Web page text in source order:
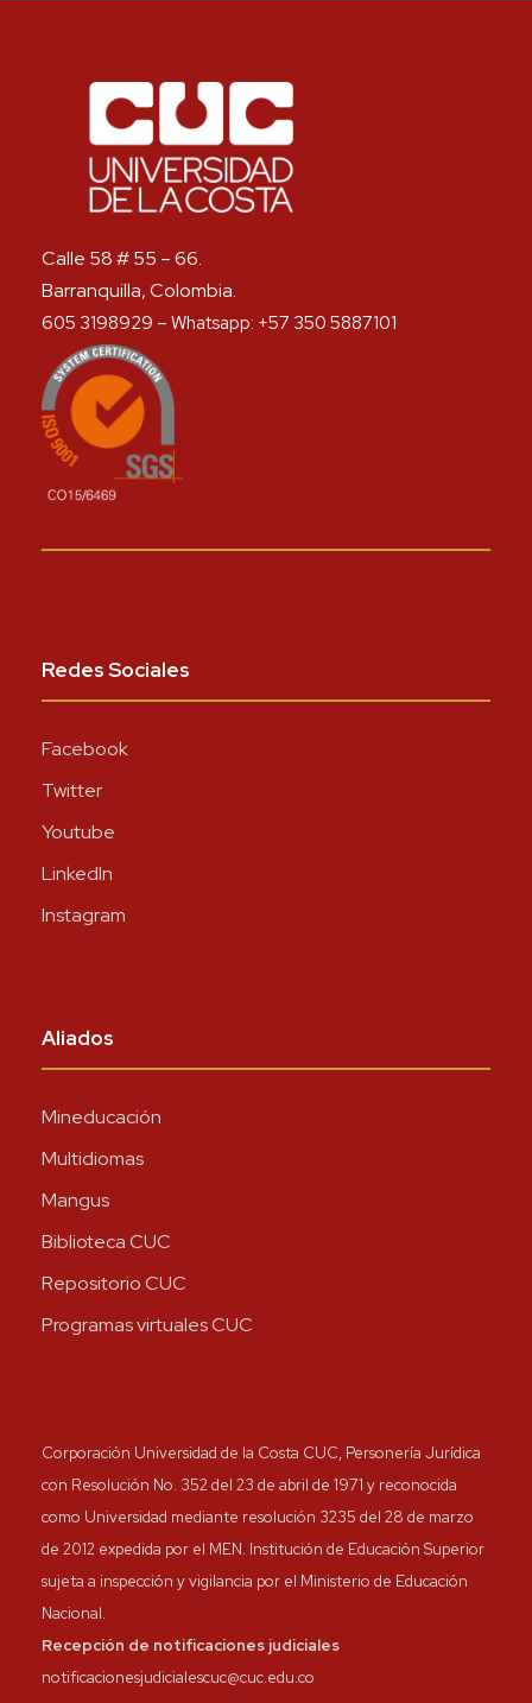
Calle 58 # 55 – 66.
Barranquilla, Colombia.
605 3198929 – Whatsapp: +57 350 5887101
Redes Sociales
Facebook
Twitter
Youtube
LinkedIn
Instagram
Aliados
Mineducación
Multidiomas
Mangus
Biblioteca CUC
Repositorio CUC
Programas virtuales CUC
Corporación Universidad de la Costa CUC, Personería Jurídica
con Resolución No. 352 del 23 de abril de 1971 y reconocida
como Universidad mediante resolución 3235 del 28 de marzo
de 2012 expedida por el MEN. Institución de Educación Superior
sujeta a inspección y vigilancia por el Ministerio de Educación
Nacional.
Recepción de notificaciones judiciales
notificacionesjudicialescuc@cuc.edu.co